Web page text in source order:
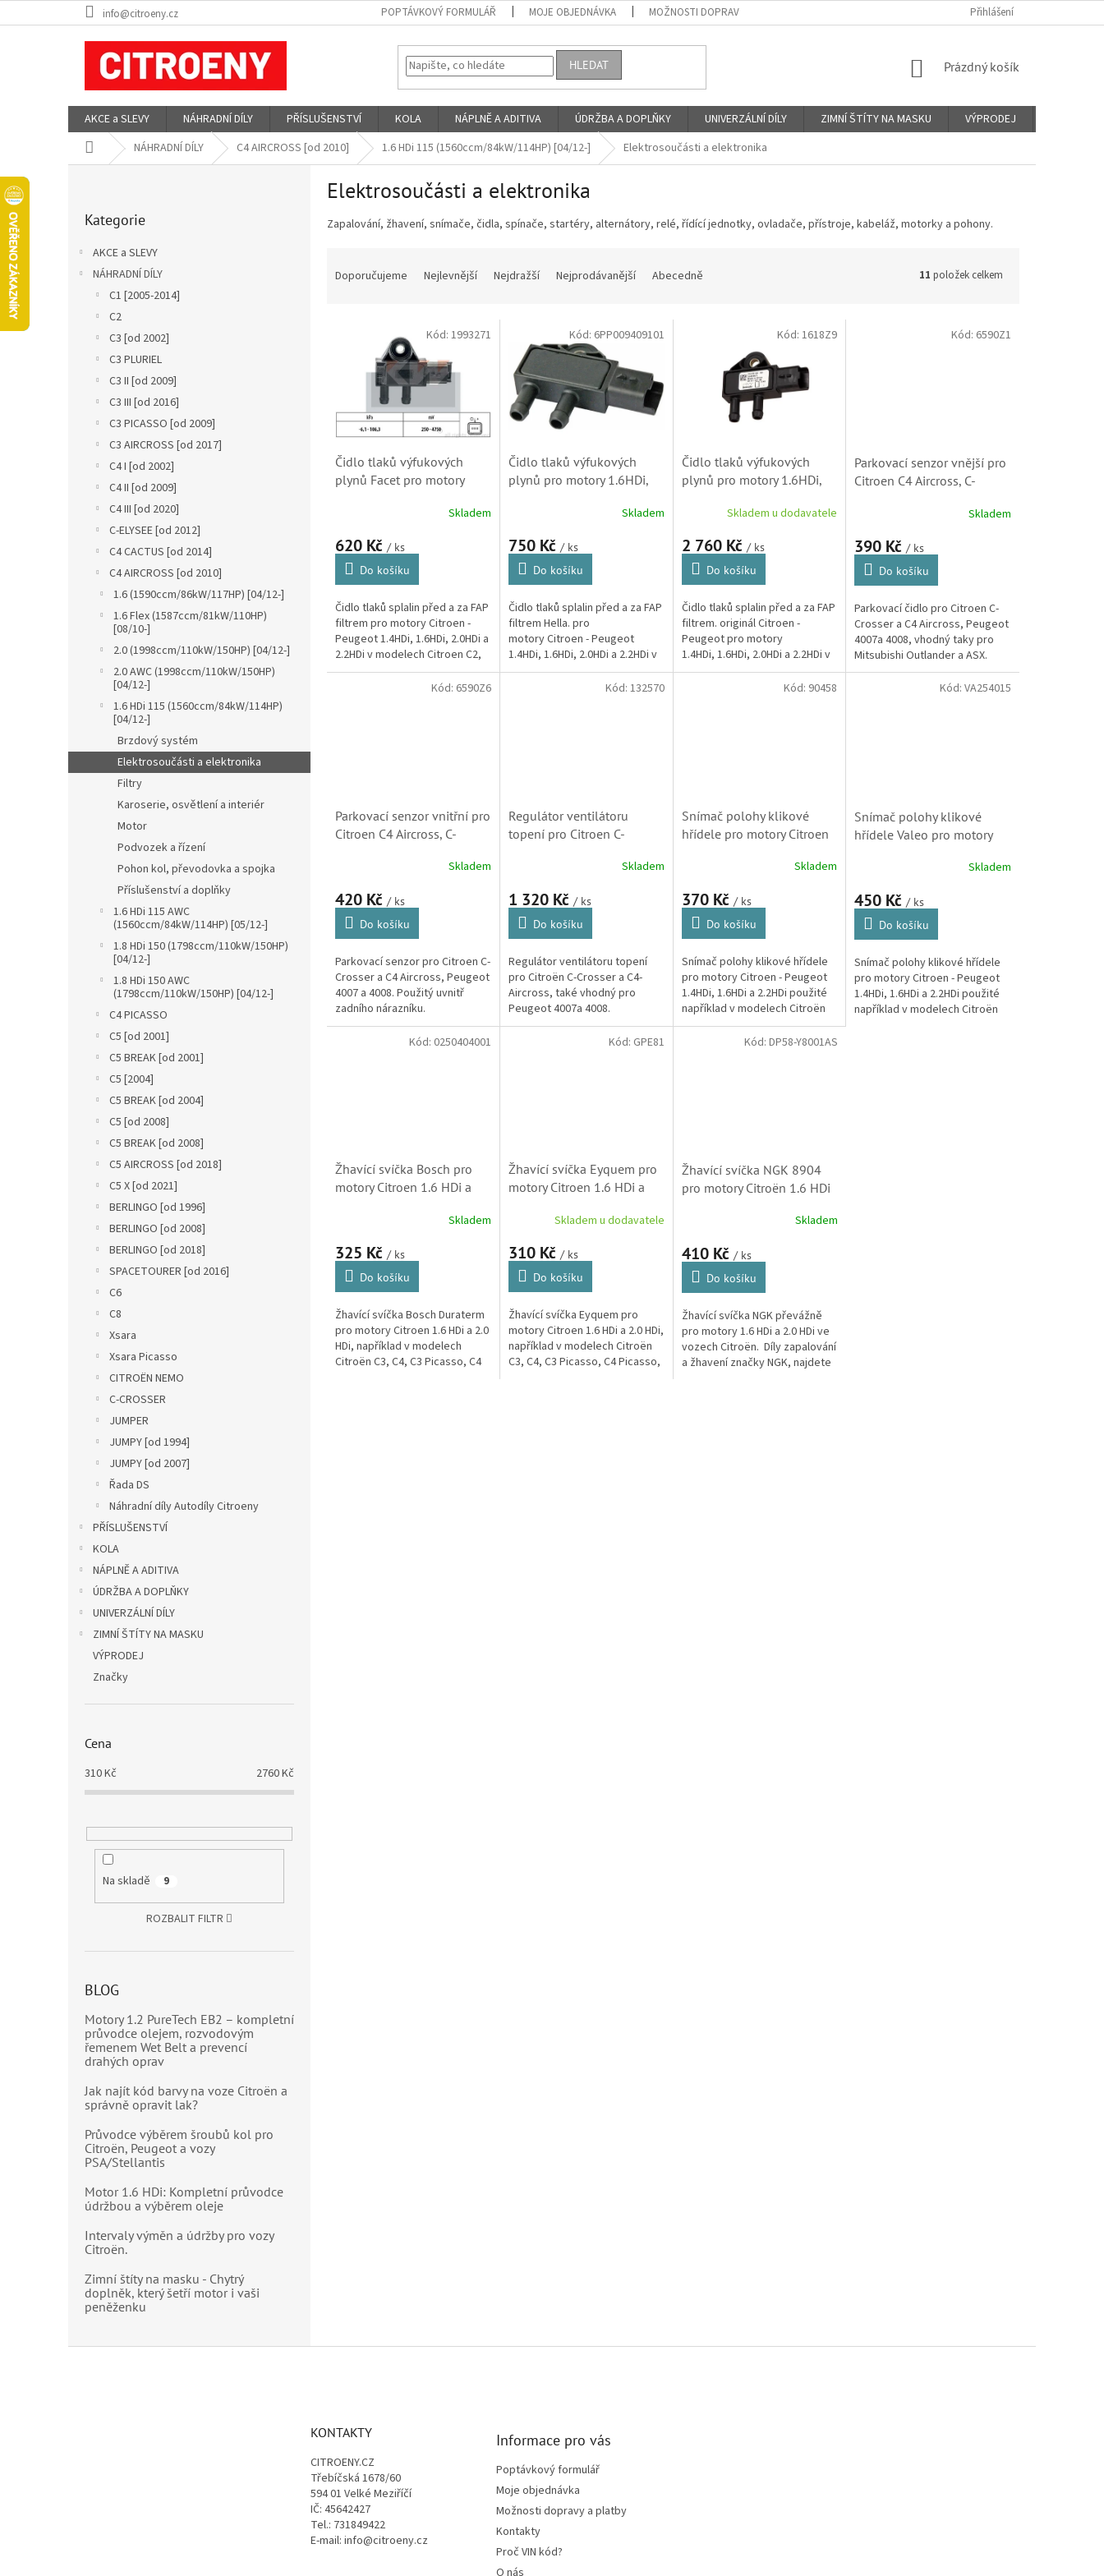
na
info@citroeny.cz POPTÁVKOVÝ FORMULÁŘ MOJE OBJEDNÁVKA MOŽNOSTI DOPRAVY A PLATBY PROČ VIN KÓD? O NÁS
Přihlášení
HLEDAT
NÁKUPNÍ
Prázdný košík
AKCE a SLEVY NÁHRADNÍ DÍLY PŘÍSLUŠENSTVÍ KOLA NÁPLNĚ A ADITIVA ÚDRŽBA A DOPLŇKY UNIVERZÁLNÍ DÍLY ZIMNÍ ŠTÍTY NA MASKU VÝPRODEJ
Domů NÁHRADNÍ DÍLY C4 AIRCROSS [od 2010] 1.6 HDi 115 (1560ccm/84kW/114HP) [04/12-] Elektrosoučásti a elektronika
kategorie
Kategorie
AKCE a SLEVY
NÁHRADNÍ DÍLY
C1 [2005-2014]
C2
C3 [od 2002]
C3 PLURIEL
C3 II [od 2009]
C3 III [od 2016]
C3 PICASSO [od 2009]
C3 AIRCROSS [od 2017]
C4 I [od 2002]
C4 II [od 2009]
C4 III [od 2020]
C-ELYSEE [od 2012]
C4 CACTUS [od 2014]
C4 AIRCROSS [od 2010]
1.6 (1590ccm/86kW/117HP) [04/12-]
1.6 Flex (1587ccm/81kW/110HP)
[08/10-]
2.0 (1998ccm/110kW/150HP) [04/12-]
2.0 AWC (1998ccm/110kW/150HP)
[04/12-]
1.6 HDi 115 (1560ccm/84kW/114HP)
[04/12-]
Brzdový systém
Elektrosoučásti a elektronika
Filtry
Karoserie, osvětlení a interiér
Motor
Podvozek a řízení
Pohon kol, převodovka a spojka
Příslušenství a doplňky
1.6 HDi 115 AWC
(1560ccm/84kW/114HP) [05/12-]
1.8 HDi 150 (1798ccm/110kW/150HP)
[04/12-]
1.8 HDi 150 AWC
(1798ccm/110kW/150HP) [04/12-]
C4 PICASSO
C5 [od 2001]
C5 BREAK [od 2001]
C5 [2004]
C5 BREAK [od 2004]
C5 [od 2008]
C5 BREAK [od 2008]
C5 AIRCROSS [od 2018]
C5 X [od 2021]
BERLINGO [od 1996]
BERLINGO [od 2008]
BERLINGO [od 2018]
SPACETOURER [od 2016]
C6
C8
Xsara
Xsara Picasso
CITROËN NEMO
C-CROSSER
JUMPER
JUMPY [od 1994]
JUMPY [od 2007]
Řada DS
Náhradní díly Autodíly Citroeny
PŘÍSLUŠENSTVÍ
KOLA
NÁPLNĚ A ADITIVA
ÚDRŽBA A DOPLŇKY
UNIVERZÁLNÍ DÍLY
ZIMNÍ ŠTÍTY NA MASKU
VÝPRODEJ
Značky
Cena
310Kč 2760Kč
Na skladě 9
ROZBALIT FILTR
BLOG
Motory 1.2 PureTech EB2 – kompletní
průvodce olejem, rozvodovým
řemenem Wet Belt a prevencí
drahých oprav
Jak najít kód barvy na voze Citroën a
správně opravit lak?
Průvodce výběrem šroubů kol pro
Citroën, Peugeot a vozy
PSA/Stellantis
Motor 1.6 HDi: Kompletní průvodce
údržbou a výběrem oleje
Intervaly výměn a údržby pro vozy
Citroën.
Zimní štíty na masku - Chytrý
doplněk, který šetří motor i vaši
peněženku
Elektrosoučásti a elektronika
Zapalování, žhavení, snímače, čidla, spínače, startéry, alternátory, relé, řídící jednotky, ovladače, přístroje, kabeláž, motorky a pohony.
Doporučujeme Nejlevnější Nejdražší Nejprodávanější Abecedně 11 položek celkem
Čidlo tlaků výfukových
plynů Facet pro motory
2.2HDi Citroen - Peugeot
493271, 1618Z9, SK) S1
Skladem
620 Kč / ks
Do košíku
Čidlo tlaků splalin před a za FAP
filtrem pro motory Citroen -
Peugeot 1.4HDi, 1.6HDi, 2.0HDi a
2.2HDi v modelech Citroen C2,
C3, C3 Pluriel, C3 Picasso, C4,
Kód: 1993271
Čidlo tlaků výfukových
plynů pro motory 1.6HDi,
Citroen - Peugeot (1618Z9,
Skladem
750 Kč / ks
Do košíku
Čidlo tlaků splalin před a za FAP
filtrem Hella. pro
motory Citroen - Peugeot
1.4HDi, 1.6HDi, 2.0HDi a 2.2HDi v
modelech Citroen C2, C3, C3
Pluriel, C3 Picasso, C4, C4
Kód: 6PP009409101
Čidlo tlaků výfukových
plynů pro motory 1.6HDi,
Citroen - Peugeot (1618Z9)
Skladem u dodavatele
2 760 Kč / ks
Do košíku
Čidlo tlaků splalin před a za FAP
filtrem. originál Citroen -
Peugeot pro motory
1.4HDi, 1.6HDi, 2.0HDi a 2.2HDi v
modelech Citroen C2, C3, C3
Kód:1618Z9
Parkovací senzor vnější pro
Citroen C4 Aircross, C-
4008 (6590Z1, AC55342,
Skladem
390 Kč/ ks
Do košíku
Parkovací čidlo pro Citroen C-
Crosser a C4 Aircross, Peugeot
4007a 4008, vhodný taky pro
Mitsubishi Outlander a ASX.
Použitý v rozích zadního
Kód: 6590Z1
Parkovací senzor vnitřní pro
Citroen C4 Aircross, C-
Skladem
420 Kč / ks
Do košíku
Parkovací senzor pro Citroen C-
Crosser a C4 Aircross, Peugeot
4007 a 4008. Použitý uvnitř
zadního nárazníku.
Kód: 6590Z6
Regulátor ventilátoru
topení pro Citroen C-
(Peugeot 4007, 4008,Skladem
1 320 Kč / ks
Do košíku
Regulátor ventilátoru topení
pro Citroën C-Crosser a C4-
Aircross, také vhodný pro
Peugeot 4007a 4008.
Kód: 132570
Snímač polohy klikové
hřídele pro motory Citroen
Skladem
370 Kč / ks
Do košíku
Snímač polohy klikové hřídele
pro motory Citroen - Peugeot
1.4HDi, 1.6HDi a 2.2HDi použité
například v modelech Citroën
Berlingo, C3, C4, C4 Picasso,
C5, Jumpy, Xsara a Xsara...
Kód: 90458
Snímač polohy klikové
hřídele Valeo pro motory
Skladem
450 Kč/ ks
Do košíku
Snímač polohy klikové hřídele
pro motory Citroen - Peugeot
1.4HDi, 1.6HDi a 2.2HDi použité
například v modelech Citroën
Kód: VA254015
Žhavící svíčka Bosch pro
motory Citroen 1.6 HDi a
Skladem
325 Kč / ks
Do košíku
Žhavící svíčka Bosch Duraterm
pro motory Citroen 1.6 HDi a 2.0
HDi, například v modelech
Citroën C3, C4, C3 Picasso, C4
Kód: 0250404001
Žhavící svíčka Eyquem pro
motory Citroen 1.6 HDi a
Skladem u dodavatele
310 Kč / ks
Do košíku
Žhavící svíčka Eyquem pro
motory Citroen 1.6 HDi a 2.0 HDi,
například v modelech Citroën
C3, C4, C3 Picasso, C4 Picasso,
Kód: GPE81
Žhavící svíčka NGK 8904
pro motory Citroën 1.6 HDi
Skladem
410 Kč / ks
Do košíku
Žhavící svíčka NGK převážně
pro motory 1.6 HDi a 2.0 HDi ve
vozech Citroën. Díly zapalování
a žhavení značky NGK, najdete
Kód:DP58-Y8001AS
KONTAKTY
CITROENY.CZ
Třebíčská 1678/60
594 01 Velké Meziříčí
IČ: 45642427
Tel.: 731849422
E-mail: info@citroeny.cz
Informace pro vás
Poptávkový formulář
Moje objednávka
Možnosti dopravy a platby
Kontakty
Proč VIN kód?
O nás